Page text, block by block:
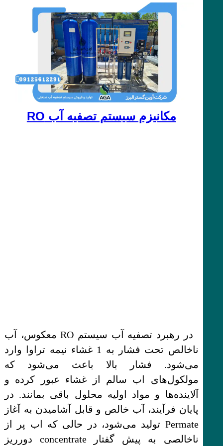
مکانیزم سیستم تصفیه آب RO
در رهبرد تصفیه آب سیستم RO معکوس، آب
ناخالص تحت فشار به 1 غشاء نیمه تراوا وارد
می‌شود. فشار بالا باعث می‌شود که
مولکول‌های اب سالم از غشاء عبور کرده و
آلاینده‌ها و مواد اولیه محلول باقی بمانند. در
پایان فرآیند، آب خالص و قابل آشامیدن به آغاز
Permate تولید می‌شود، در حالی که اب پر از
ناخالصی به پیش گفتار concentrate دورریز